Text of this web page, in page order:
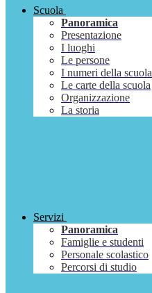
Scuola
Panoramica
Presentazione
I luoghi
Le persone
I numeri della scuola
Le carte della scuola
Organizzazione
La storia
Servizi
Panoramica
Famiglie e studenti
Personale scolastico
Percorsi di studio